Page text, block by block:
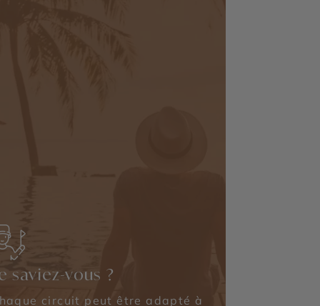
saviez-vous ?
circuit peut être adapté à